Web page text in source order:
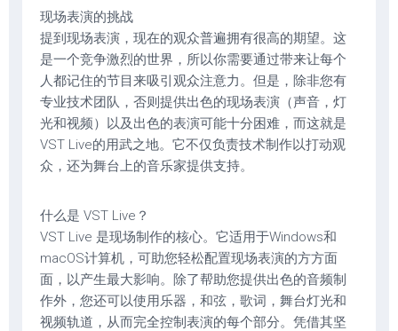
现场表演的挑战
提到现场表演，现在的观众普遍拥有很高的期望。这
是一个竞争激烈的世界，所以你需要通过带来让每个
人都记住的节目来吸引观众注意力。但是，除非您有
专业技术团队，否则提供出色的现场表演（声音，灯
光和视频）以及出色的表演可能十分困难，而这就是
VST Live的用武之地。它不仅负责技术制作以打动观
众，还为舞台上的音乐家提供支持。
什么是 VST Live？
VST Live 是现场制作的核心。它适用于Windows和
macOS计算机，可助您轻松配置现场表演的方方面
面，以产生最大影响。除了帮助您提供出色的音频制
作外，您还可以使用乐器，和弦，歌词，舞台灯光和
视频轨道，从而完全控制表演的每个部分。凭借其坚